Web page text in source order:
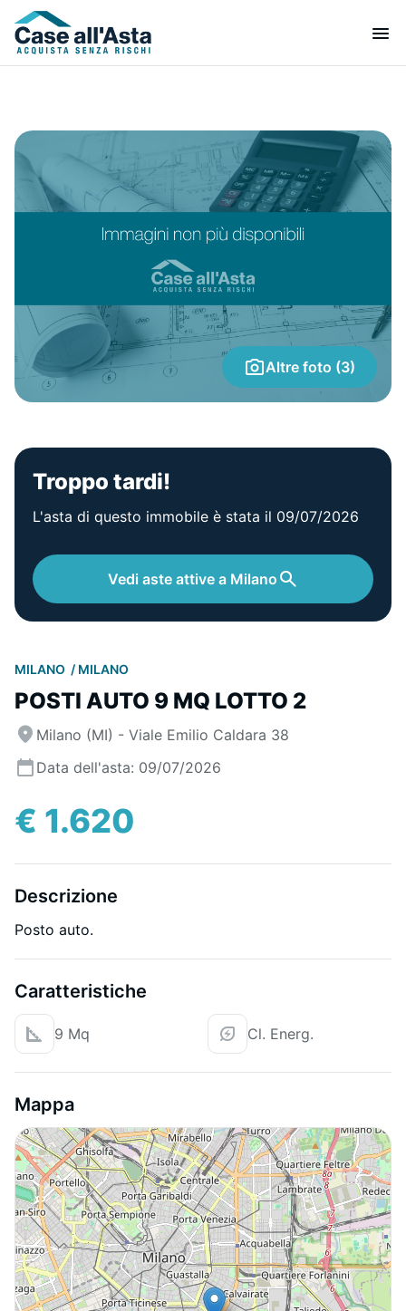
Altre foto (3)
Troppo tardi!
L'asta di questo immobile è stata il 09/07/2026
Vedi aste attive a Milano
MILANO MILANO
POSTI AUTO 9 MQ LOTTO 2
Milano (MI) - Viale Emilio Caldara 38
Data dell'asta: 09/07/2026
€ 1.620
Descrizione
Posto auto.
Caratteristiche
9 Mq Cl. Energ.
Mappa